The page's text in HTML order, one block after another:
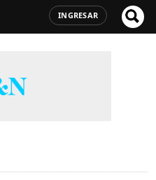
INGRESAR